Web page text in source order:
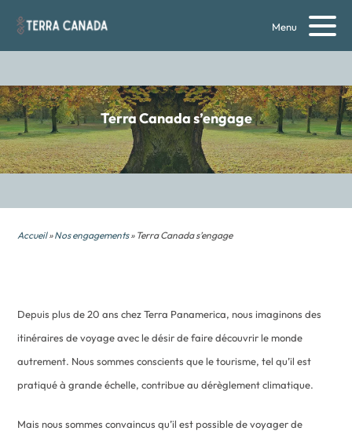
Menu
Terra Canada s’engage
Accueil»Nos engagements» Terra Canada s’engage
Depuis plus de 20 ans chez Terra Panamerica, nous imaginons des
itinéraires de voyage avec le désir de faire découvrir le monde
autrement. Nous sommes conscients que le tourisme, tel qu’il est
pratiqué à grande échelle, contribue au dérèglement climatique.
Mais nous sommes convaincus qu’il est possible de voyager de